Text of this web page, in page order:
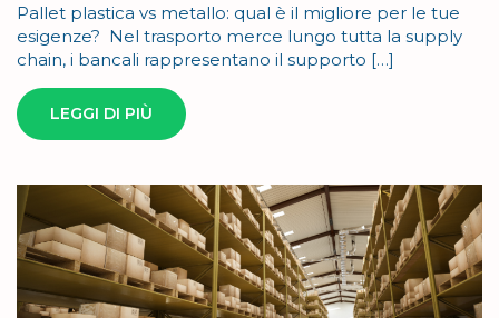
Pallet plastica vs metallo: qual è il migliore per le tue
esigenze? Nel trasporto merce lungo tutta la supply
chain, i bancali rappresentano il supporto […]
LEGGI DI PIÙ